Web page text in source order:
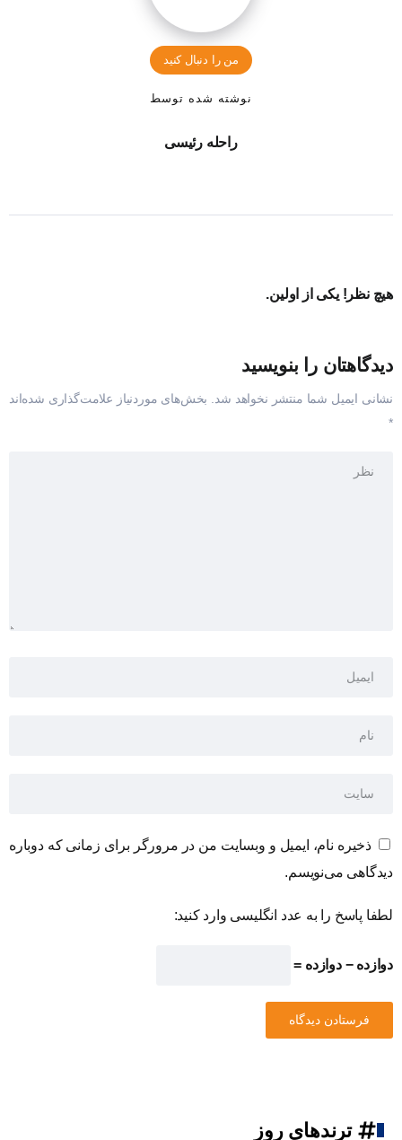
من را دنبال کنید
نوشته شده توسط
راحله رئیسی
هیچ نظر! یکی از اولین.
دیدگاهتان را بنویسید
نشانی ایمیل شما منتشر نخواهد شد.
بخش‌های موردنیاز علامت‌گذاری شده‌اند
*
ذخیره نام، ایمیل و وبسایت من در مرورگر برای زمانی که دوباره
دیدگاهی می‌نویسم.
لطفا پاسخ را به عدد انگلیسی وارد کنید:
دوازده − دوازده =
ترندهای روز